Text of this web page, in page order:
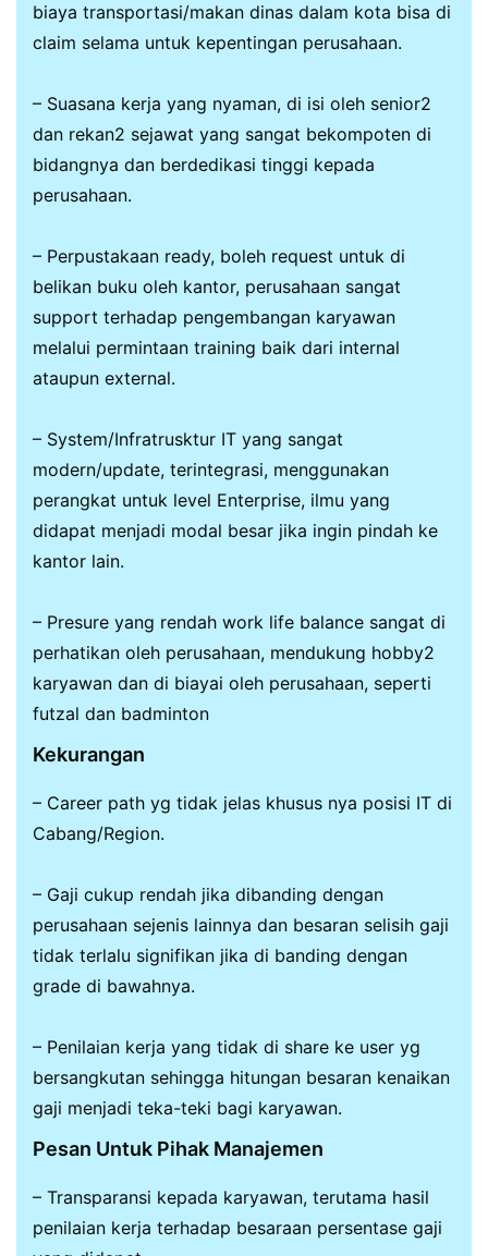
biaya transportasi/makan dinas dalam kota bisa di
claim selama untuk kepentingan perusahaan.
– Suasana kerja yang nyaman, di isi oleh senior2
dan rekan2 sejawat yang sangat bekompoten di
bidangnya dan berdedikasi tinggi kepada
perusahaan.
– Perpustakaan ready, boleh request untuk di
belikan buku oleh kantor, perusahaan sangat
support terhadap pengembangan karyawan
melalui permintaan training baik dari internal
ataupun external.
– System/Infratrusktur IT yang sangat
modern/update, terintegrasi, menggunakan
perangkat untuk level Enterprise, ilmu yang
didapat menjadi modal besar jika ingin pindah ke
kantor lain.
– Presure yang rendah work life balance sangat di
perhatikan oleh perusahaan, mendukung hobby2
karyawan dan di biayai oleh perusahaan, seperti
futzal dan badminton
Kekurangan
– Career path yg tidak jelas khusus nya posisi IT di
Cabang/Region.
– Gaji cukup rendah jika dibanding dengan
perusahaan sejenis lainnya dan besaran selisih gaji
tidak terlalu signifikan jika di banding dengan
grade di bawahnya.
– Penilaian kerja yang tidak di share ke user yg
bersangkutan sehingga hitungan besaran kenaikan
gaji menjadi teka-teki bagi karyawan.
Pesan Untuk Pihak Manajemen
– Transparansi kepada karyawan, terutama hasil
penilaian kerja terhadap besaraan persentase gaji